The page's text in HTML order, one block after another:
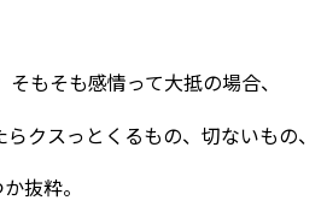
もそも感情って大抵の場合、
クスっとくるもの、切ないもの、
抜粋。